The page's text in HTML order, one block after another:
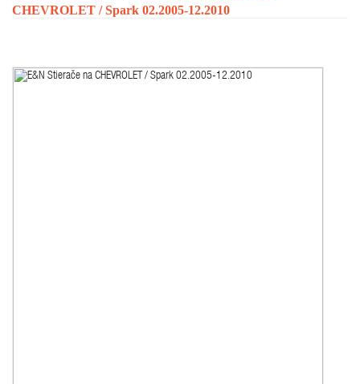
CHEVROLET / Spark 02.2005-12.2010